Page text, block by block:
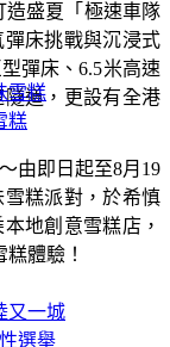
造盛夏「極速車隊
床挑戰與沉浸式
彈床、6.5米高速
道，更設有全港
糕
由即日起至8月19
雪糕派對，於希慎
地創意雪糕店，
體驗！